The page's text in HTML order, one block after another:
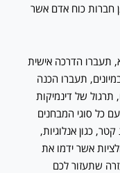
חברות כוח אדם אשר
תעברו הדרכה אישית
תעברו הכנה
תרגול של דינמיקות
כל סוגי המבחנים
כגון אנלוגיות,
אשר ידמו את
שתעזור לכם